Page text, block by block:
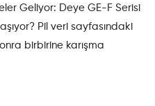
Geliyor: Deye GE-F Serisi
Pil veri sayfasındaki
birbirine karışma